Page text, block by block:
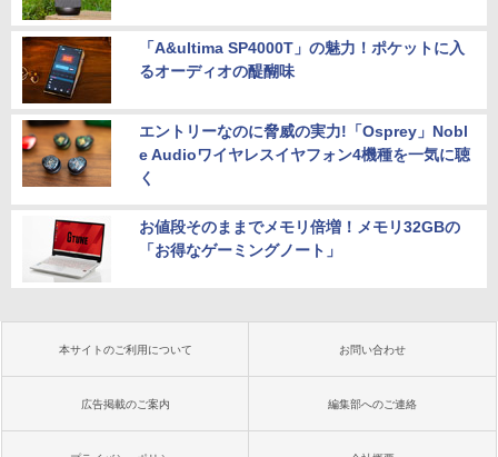
「A&ultima SP4000T」の魅力！ポケットに入
るオーディオの醍醐味
エントリーなのに脅威の実力!「Osprey」Nobl
e Audioワイヤレスイヤフォン4機種を一気に聴
く
お値段そのままでメモリ倍増！メモリ32GBの
「お得なゲーミングノート」
本サイトのご利用について お問い合わせ
広告掲載のご案内 編集部へのご連絡